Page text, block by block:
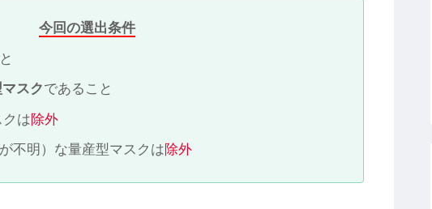
今回の選出条件
スクであること
は除外
不明）な量産型マスクは除外